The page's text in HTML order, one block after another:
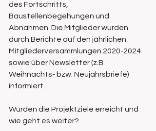
des Fortschritts,
Baustellenbegehungen und
Abnahmen. Die Mitglieder wurden
durch Berichte auf den jährlichen
Mitgliederversammlungen 2020-2024
sowie über Newsletter (z.B.
Weihnachts- bzw. Neujahrsbriefe)
informiert.
Wurden die Projektziele erreicht und
wie geht es weiter?